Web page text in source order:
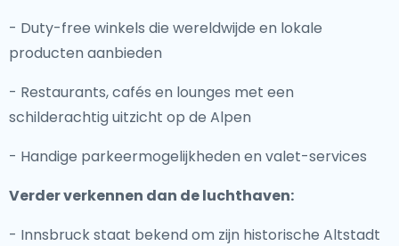
- Duty-free winkels die wereldwijde en lokale
producten aanbieden
- Restaurants, cafés en lounges met een
schilderachtig uitzicht op de Alpen
- Handige parkeermogelijkheden en valet-services
Verder verkennen dan de luchthaven:
- Innsbruck staat bekend om zijn historische Altstadt